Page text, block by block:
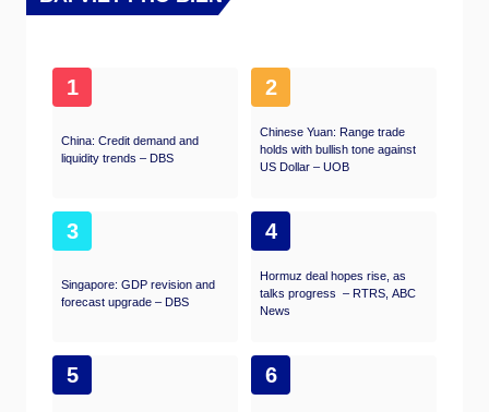
1
China: Credit demand and
liquidity trends – DBS
2
Chinese Yuan: Range trade
holds with bullish tone against
US Dollar – UOB
3
Singapore: GDP revision and
forecast upgrade – DBS
4
Hormuz deal hopes rise, as
talks progress – RTRS, ABC
News
5 6